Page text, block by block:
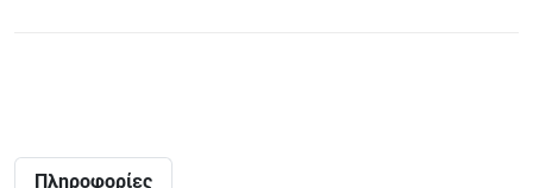
Πληροφορίες